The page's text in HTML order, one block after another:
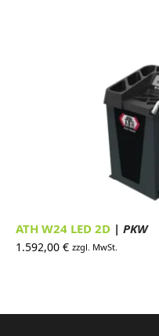
ATH W24 LED 2D | PKW
1.592,00 € zzgl. MwSt.